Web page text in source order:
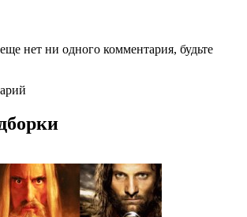
нет ни одного комментария, будьте